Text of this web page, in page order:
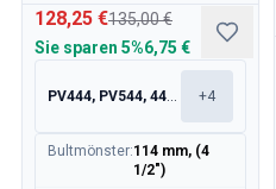
128,25 €135,00 €
Sie sparen 5%6,75 €
PV444, PV544, 445, 210 +4
Bultmönster:114 mm, (4
1/2")